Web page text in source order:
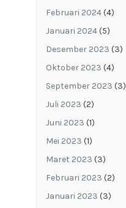
Februari 2024(4)
Januari 2024(5)
Desember 2023 (3)
Oktober 2023 (4)
September 2023 (3)
Juli 2023 (2)
Juni 2023 (1)
Mei 2023 (1)
Maret 2023 (3)
Februari 2023 (2)
Januari 2023 (3)